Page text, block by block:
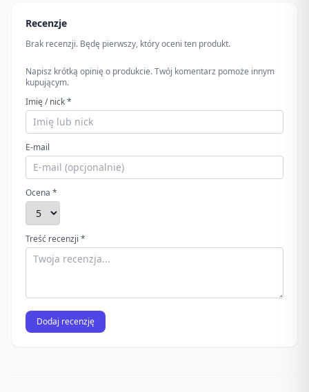
Recenzje
Brak recenzji. Będę pierwszy, który oceni ten produkt.
Napisz krótką opinię o produkcie. Twój komentarz pomoże innym
kupującym.
Imię / nick *
E-mail
Ocena *
Treść recenzji *
Dodaj recenzję